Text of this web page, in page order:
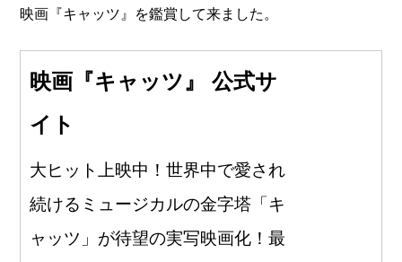
映画『キャッツ』を鑑賞して来ました。
映画『キャッツ』 公式サ
イト
大ヒット上映中！世界中で愛され
続けるミュージカルの金字塔「キ
ャッツ」が待望の実写映画化！最